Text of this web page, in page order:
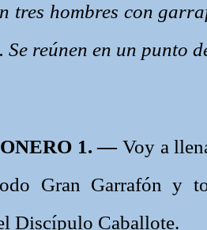
tres hombres con
Se reúnen en un punto
1. — Voy a
Gran Garrafón y
Discípulo Caballote.